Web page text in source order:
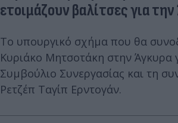
ετοιμάζουν βαλίτσες για
Το υπουργικό σχήμα που θα
Κυριάκο Μητσοτάκη στην Άγκυρα
Συμβούλιο Συνεργασίας και τη
Ρετζέπ Ταγίπ Ερντογάν.